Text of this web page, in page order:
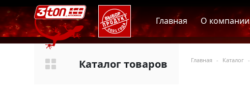
Главная О компании
Каталог товаров Главная Каталог